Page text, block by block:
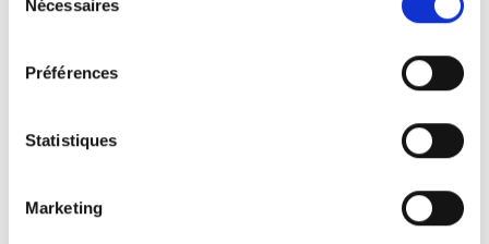
Nécessaires
Préférences
Statistiques
Marketing
matériaux, finitions soignées : chaque réalisation
est pensée pour allier esthétique et fonctionnalité.